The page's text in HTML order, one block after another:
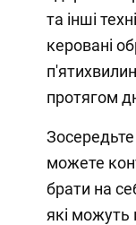
та інші
керовані
протягом
Зосередьте
можете
брати на
які можуть